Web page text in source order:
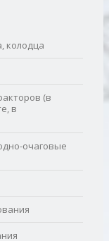
колодца
(в
в
очаговые